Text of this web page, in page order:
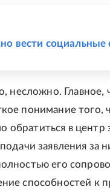
вести социальные
несложно.
понимание того,
обратиться в центр
заявления за
его
способностей к